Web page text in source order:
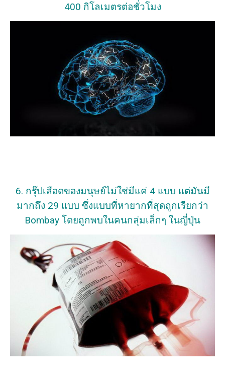
400 กิโลเมตรต่อชั่วโมง
6. กรุ๊ปเลือดของมนุษย์ไม่ใช่มีแค่ 4 แบบ แต่มันมี
มากถึง 29 แบบ ซึ่งแบบที่หายากที่สุดถูกเรียกว่า
Bombay โดยถูกพบในคนกลุ่มเล็กๆ ในญี่ปุ่น